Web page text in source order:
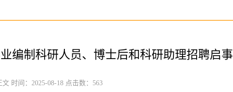
编制科研人员、博士后和科研助理招聘启事
时间：2025-08-18 点击数： 563